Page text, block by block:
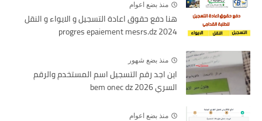
منذ بضع اعوام
هنا دفع حقوق اعادة التسجيل و الايواء و النقل
2024 progres epaiement mesrs.dz
منذ بضع شهور
اين اجد رقم التسجيل اسم المستخدم والرقم
السري bem onec dz 2026
منذ بضع اعوام